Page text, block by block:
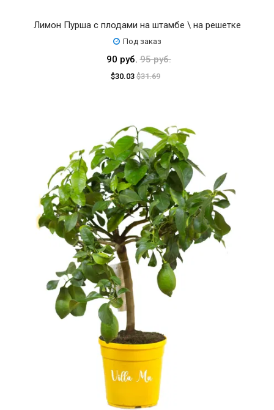
Лимон Пурша с плодами на штамбе \ на решетке
Под заказ
90 руб.95 руб.
$30.03 $31.69